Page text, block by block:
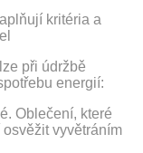
kritéria a
při údržbě
energií:
Oblečení, které
vyvětráním